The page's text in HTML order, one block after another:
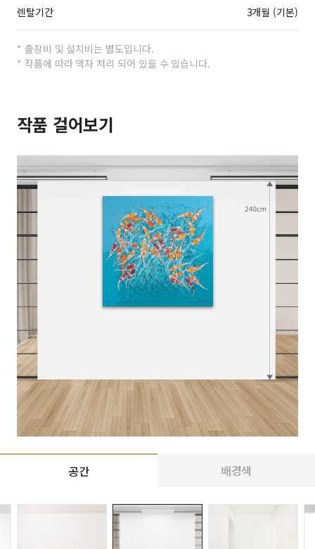
렌탈기간 3개월 (기본)
* 출장비 및 설치비는 별도입니다.
* 작품에 따라 액자 처리 되어 있을 수 있습니다.
작품 걸어보기
공간 배경색